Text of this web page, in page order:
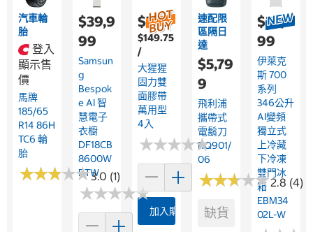
汽車輪
胎
登入
顯示售
價
馬牌
185/65
R14 86H
TC6 輪
胎
★★★★★
★★★★★3.0 (1)
$39,9
99
Samsun
G
Bespok
E AI 智
慧電子
衣櫥
DF18CB
8600W
RTW
★★★★★
★★★★★
$769
$149.75
/
大猩猩
固力雙
面膠帶
萬用型
4入
★★★★★
★★★★★
加入購物車
速配限
區隔日
達
$5,79
9
飛利浦
攜帶式
電鬍刀
RQ901/
06
★★★★★
★★★★★2.8 (4)
缺貨
$22,9
99
伊萊克
斯 700
系列
346公升
AI變頻
獨立式
上冷藏
下冷凍
雙門冰
箱
EBM34
02L-W